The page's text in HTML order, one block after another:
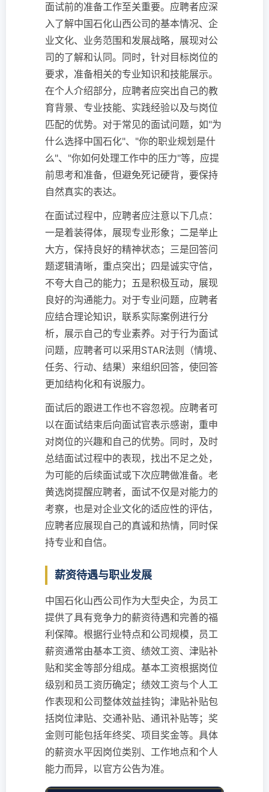
面试前的准备工作至关重要。应聘者应深
入了解中国石化山西公司的基本情况、企
业文化、业务范围和发展战略，展现对公
司的了解和认同。同时，针对目标岗位的
要求，准备相关的专业知识和技能展示。
在个人介绍部分，应聘者应突出自己的教
育背景、专业技能、实践经验以及与岗位
匹配的优势。对于常见的面试问题，如"为
什么选择中国石化"、"你的职业规划是什
么"、"你如何处理工作中的压力"等，应提
前思考和准备，但避免死记硬背，要保持
自然真实的表达。
在面试过程中，应聘者应注意以下几点：
一是着装得体，展现专业形象；二是举止
大方，保持良好的精神状态；三是回答问
题逻辑清晰，重点突出；四是诚实守信，
不夸大自己的能力；五是积极互动，展现
良好的沟通能力。对于专业问题，应聘者
应结合理论知识，联系实际案例进行分
析，展示自己的专业素养。对于行为面试
问题，应聘者可以采用STAR法则（情境、
任务、行动、结果）来组织回答，使回答
更加结构化和有说服力。
面试后的跟进工作也不容忽视。应聘者可
以在面试结束后向面试官表示感谢，重申
对岗位的兴趣和自己的优势。同时，及时
总结面试过程中的表现，找出不足之处，
为可能的后续面试或下次应聘做准备。老
黄选岗提醒应聘者，面试不仅是对能力的
考察，也是对企业文化的适应性的评估，
应聘者应展现自己的真诚和热情，同时保
持专业和自信。
薪资待遇与职业发展
中国石化山西公司作为大型央企，为员工
提供了具有竞争力的薪资待遇和完善的福
利保障。根据行业特点和公司规模，员工
薪资通常由基本工资、绩效工资、津贴补
贴和奖金等部分组成。基本工资根据岗位
级别和员工资历确定；绩效工资与个人工
作表现和公司整体效益挂钩；津贴补贴包
括岗位津贴、交通补贴、通讯补贴等；奖
金则可能包括年终奖、项目奖金等。具体
的薪资水平因岗位类别、工作地点和个人
能力而异，以官方公告为准。